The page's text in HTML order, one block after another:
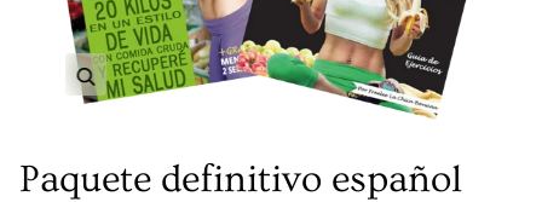
Zoom
Paquete definitivo español